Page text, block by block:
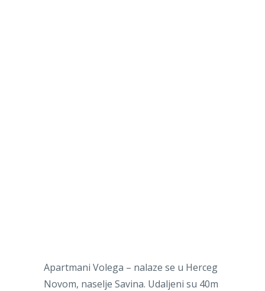
Apartmani Volega – nalaze se u Herceg
Novom, naselje Savina. Udaljeni su 40m